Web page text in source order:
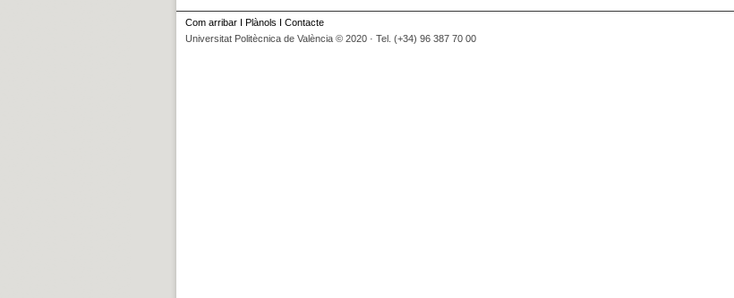
Com arribar I Plànols I Contacte
Universitat Politècnica de València © 2020 · Tel. (+34) 96 387 70 00